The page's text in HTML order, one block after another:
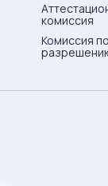
комиссия
Комиссия по